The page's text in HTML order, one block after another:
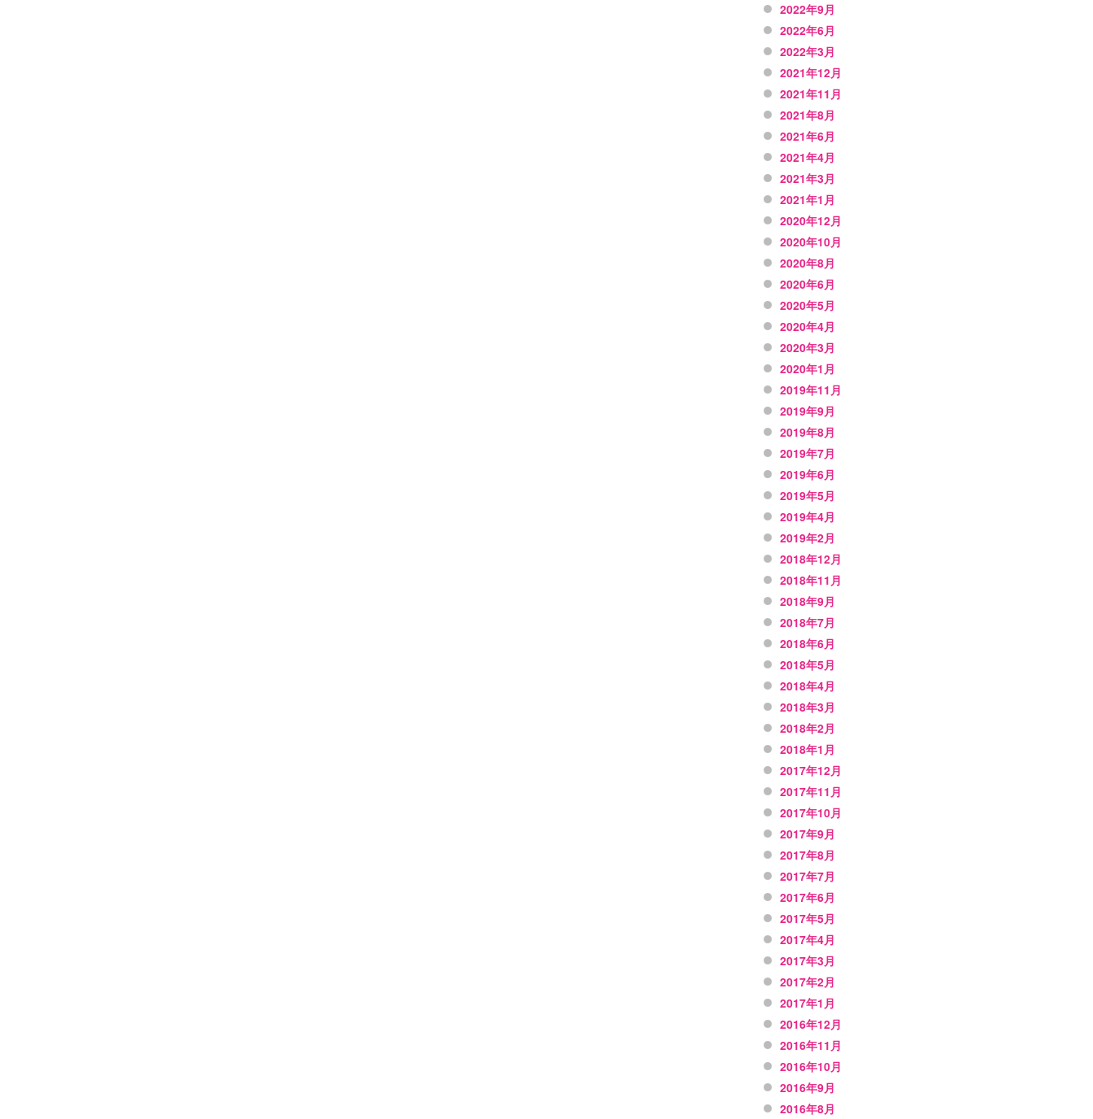
2022年9月
2022年6月
2022年3月
2021年12月
2021年11月
2021年8月
2021年6月
2021年4月
2021年3月
2021年1月
2020年12月
2020年10月
2020年8月
2020年6月
2020年5月
2020年4月
2020年3月
2020年1月
2019年11月
2019年9月
2019年8月
2019年7月
2019年6月
2019年5月
2019年4月
2019年2月
2018年12月
2018年11月
2018年9月
2018年7月
2018年6月
2018年5月
2018年4月
2018年3月
2018年2月
2018年1月
2017年12月
2017年11月
2017年10月
2017年9月
2017年8月
2017年7月
2017年6月
2017年5月
2017年4月
2017年3月
2017年2月
2017年1月
2016年12月
2016年11月
2016年10月
2016年9月
2016年8月